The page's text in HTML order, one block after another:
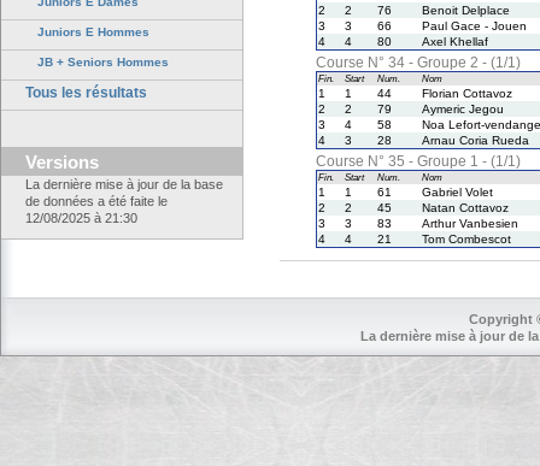
Juniors E Hommes
JB + Seniors Hommes
Tous les résultats
Versions
La dernière mise à jour de la base
de données a été faite le
12/08/2025 à 21:30
2
2 76
Benoit Delplace
3
3 66
Paul Gace - Jouen
4
4 80 Axel Khellaf
Course N° 34 - Groupe 2 - (1/1)
Fin. Start Num. Nom
1 1 44
Florian Cottavoz
2
2 79
Aymeric Jegou
3
4 58
Noa Lefort-vendange
4
3 28 Arnau Coria Rueda
Course N° 35 - Groupe 1 - (1/1)
Fin. Start Num. Nom
1 1 61
Gabriel Volet
2
2 45
Natan Cottavoz
3
3 83
Arthur Vanbesien
4
4 21 Tom Combescot
Copyright
La dernière mise à jour de